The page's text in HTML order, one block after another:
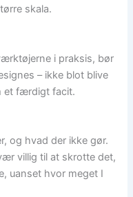
skala.
i praksis, bør
– ikke blot blive
et færdigt facit.
og hvad der ikke gør.
villig til at skrotte det,
uanset hvor meget I